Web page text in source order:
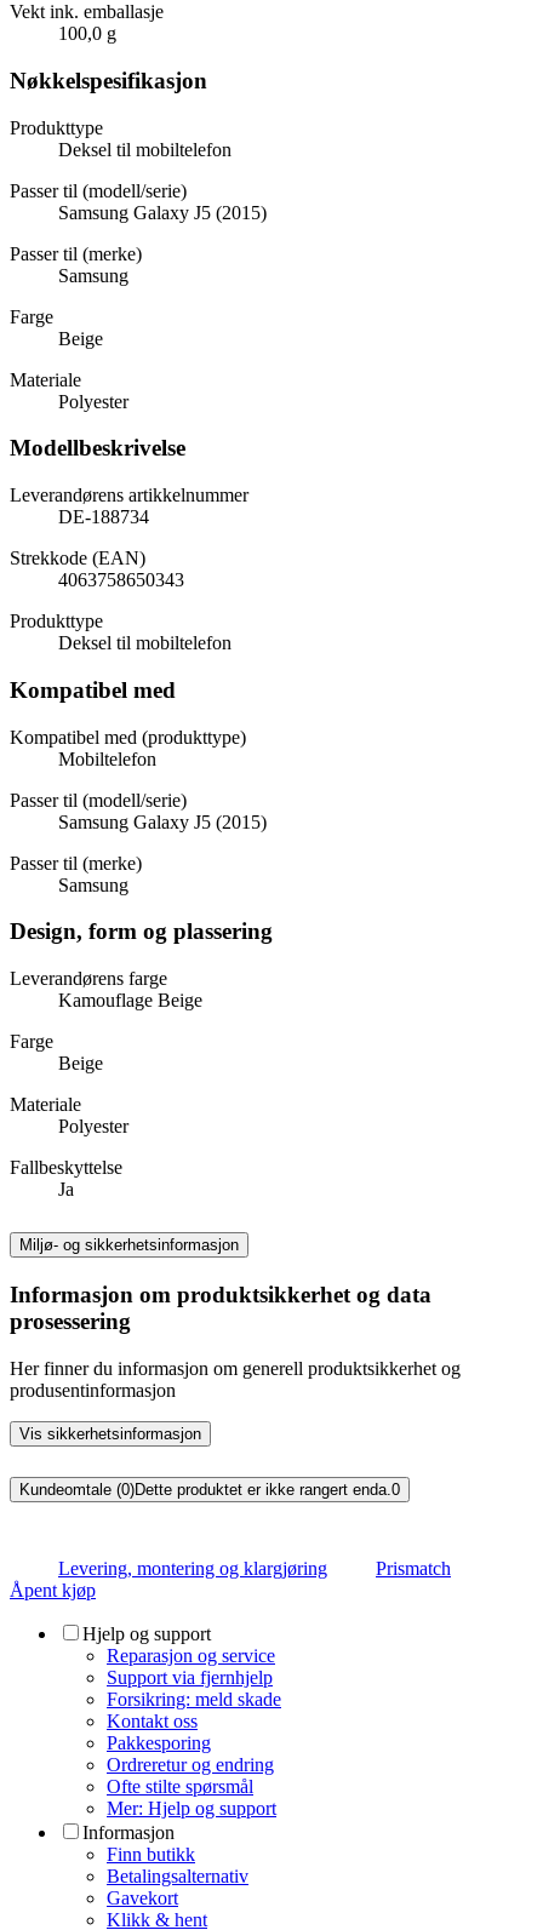
Vekt ink. emballasje
100,0 g
Nøkkelspesifikasjon
Produkttype
Deksel til mobiltelefon
Passer til (modell/serie)
Samsung Galaxy J5 (2015)
Passer til (merke)
Samsung
Farge
Beige
Materiale
Polyester
Modellbeskrivelse
Leverandørens artikkelnummer
DE-188734
Strekkode (EAN)
4063758650343
Produkttype
Deksel til mobiltelefon
Kompatibel med
Kompatibel med (produkttype)
Mobiltelefon
Passer til (modell/serie)
Samsung Galaxy J5 (2015)
Passer til (merke)
Samsung
Design, form og plassering
Leverandørens farge
Kamouflage Beige
Farge
Beige
Materiale
Polyester
Fallbeskyttelse
Ja
Miljø- og sikkerhetsinformasjon
Informasjon om produktsikkerhet og data
prosessering
Her finner du informasjon om generell produktsikkerhet og
produsentinformasjon
Vis sikkerhetsinformasjon
Kundeomtale (0)Dette produktet er ikke rangert enda.0
Levering, montering og klargjøring
Prismatch
Åpent kjøp
Hjelp og support
Reparasjon og service
Support via fjernhjelp
Forsikring: meld skade
Kontakt oss
Pakkesporing
Ordreretur og endring
Ofte stilte spørsmål
Mer: Hjelp og support
Informasjon
Finn butikk
Betalingsalternativ
Gavekort
Klikk & hent